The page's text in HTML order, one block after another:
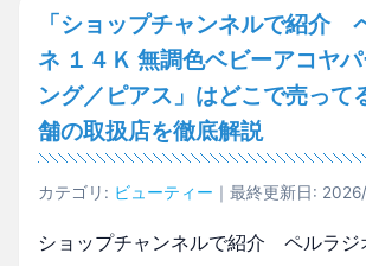
「ショップチャンネルで紹介
ネ １４Ｋ 無調色ベビーアコヤ
ング／ピアス」はどこで売って
舗の取扱店を徹底解説
カテゴリ: ビューティー ｜最終更新日:
ショップチャンネルで紹介 ペルラジ